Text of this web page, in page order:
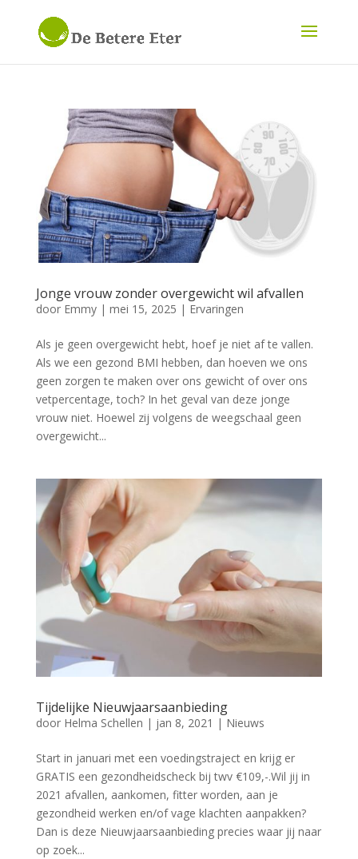
Jonge vrouw zonder overgewicht wil afvallen
door Emmy| mei 15, 2025 | Ervaringen
Als je geen overgewicht hebt, hoef je niet af te vallen.
Als we een gezond BMI hebben, dan hoeven we ons
geen zorgen te maken over ons gewicht of over ons
vetpercentage, toch? In het geval van deze jonge
vrouw niet. Hoewel zij volgens de weegschaal geen
overgewicht...
Tijdelijke Nieuwjaarsaanbieding
door Helma Schellen | jan 8, 2021 | Nieuws
Start in januari met een voedingstraject en krijg er
GRATIS een gezondheidscheck bij twv €109,-.Wil jij in
2021 afvallen, aankomen, fitter worden, aan je
gezondheid werken en/of vage klachten aanpakken?
Dan is deze Nieuwjaarsaanbieding precies waar jij naar
op zoek...